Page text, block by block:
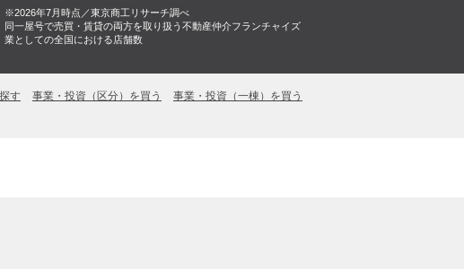
※2026年7月時点／東京商工リサーチ調べ
同一屋号で売買・賃貸の両方を取り扱う不動産仲介フランチャイズ
業としての全国における店舗数
す 事業・投資（区分）を買う
事業・投資（一棟）を買う